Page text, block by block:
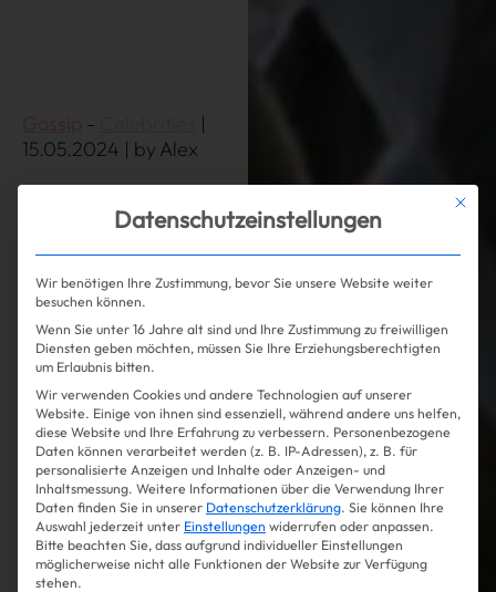
|
15.05.2024 | by Alex
Hailey
Bieber
zeigt zum
ersten Mal
ihre
Babykugel
bauchfrei
Mit
Datenschutzeinstellungen
Wir benötigen Ihre Zustimmung, bevor Sie unsere Website weiter
besuchen können.
Wenn Sie unter 16 Jahre alt sind und Ihre Zustimmung zu freiwilligen
Diensten geben möchten, müssen Sie Ihre Erziehungsberechtigten
um Erlaubnis bitten.
Wir verwenden Cookies und andere Technologien auf unserer
Website. Einige von ihnen sind essenziell, während andere uns helfen,
diese Website und Ihre Erfahrung zu verbessern. Personenbezogene
Daten können verarbeitet werden (z. B. IP-Adressen), z. B. für
personalisierte Anzeigen und Inhalte oder Anzeigen- und
Inhaltsmessung. Weitere Informationen über die Verwendung Ihrer
Daten finden Sie in unserer Datenschutzerklärung. Sie können Ihre
Auswahl jederzeit unter Einstellungen widerrufen oder anpassen.
Bitte beachten Sie, dass aufgrund individueller Einstellungen
möglicherweise nicht alle Funktionen der Website zur Verfügung
stehen.